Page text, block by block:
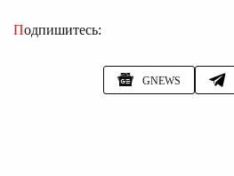
Подпишитесь:
GNEWS